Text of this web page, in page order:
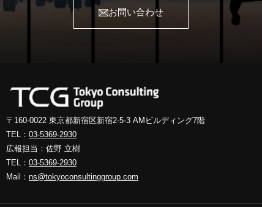
お問い合わせ
〒160-0022 東京都新宿区新宿2-5-3 AMビルディング7階
TEL： 03-5369-2930
広報担当：佐野 立樹
TEL： 03-5369-2930
Mail： ns@tokyoconsultinggroup.com